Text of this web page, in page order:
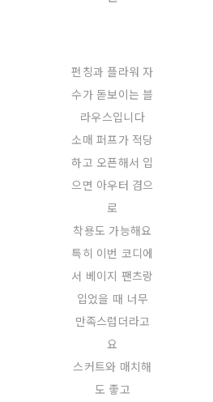
펀칭과 플라워 자
수가 돋보이는 블
라우스입니다
소매 퍼프가 적당
하고 오픈해서 입
으면 아우터 겸으
로
착용도 가능해요
특히 이번 코디에
서 베이지 팬츠랑
입었을 때 너무
만족스럽더라고
요
스커트와 매치해
도 좋고